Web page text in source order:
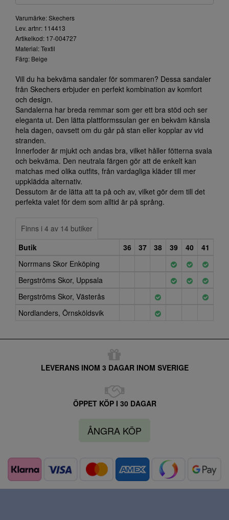
Varumärke: Skechers
Lev. artnr: 114413
Artikelkod: 17-004727
Material: Textil
Färg: Beige
Vill du ha bekväma sandaler för sommaren? Dessa sandaler
från Skechers erbjuder en perfekt kombination av komfort
och design.
Sandalerna har breda remmar som ger ett bra stöd och ser
eleganta ut. Den lätta plattformssulan ger en bekväm känsla
hela dagen, oavsett om du går på stan eller kopplar av vid
stranden.
Innerfoder är mjukt och andas bra, vilket håller fötterna svala
och bekväma. Den neutrala färgen gör att de enkelt kan
matchas med olika outfits, från vardagliga kläder till mer
uppklädda alternativ.
Dessutom är de lätta att ta på och av, vilket gör dem till det
perfekta valet för dem som alltid är på språng.
Finns i 4 av 14 butiker
Butik
36 37 38 39 40
41
Norrmans Skor Enköping
Bergströms Skor, Uppsala
Bergströms Skor, Västerås
Nordlanders, Örnsköldsvik
LEVERANS INOM 3 DAGAR INOM SVERIGE
ÖPPET KÖP I 30 DAGAR
ÅNGRA KÖP